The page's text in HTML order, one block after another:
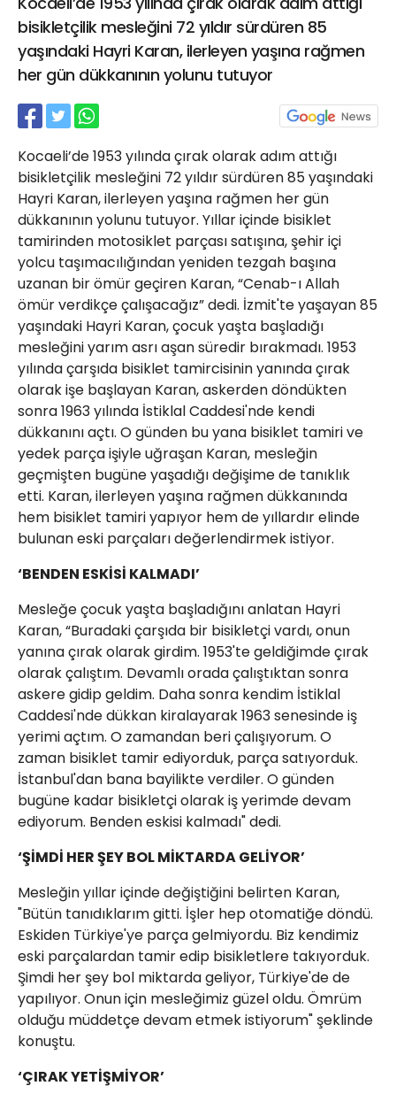
bisikletçilik mesleğini 72 yıldır sürdüren 85
yaşındaki Hayri Karan, ilerleyen yaşına rağmen
her gün dükkanının yolunu tutuyor
Kocaeli’de 1953 yılında çırak olarak adım attığı
bisikletçilik mesleğini 72 yıldır sürdüren 85 yaşındaki
Hayri Karan, ilerleyen yaşına rağmen her gün
dükkanının yolunu tutuyor. Yıllar içinde bisiklet
tamirinden motosiklet parçası satışına, şehir içi
yolcu taşımacılığından yeniden tezgah başına
uzanan bir ömür geçiren Karan, “Cenab-ı Allah
ömür verdikçe çalışacağız” dedi. İzmit'te yaşayan 85
yaşındaki Hayri Karan, çocuk yaşta başladığı
mesleğini yarım asrı aşan süredir bırakmadı. 1953
yılında çarşıda bisiklet tamircisinin yanında çırak
olarak işe başlayan Karan, askerden döndükten
sonra 1963 yılında İstiklal Caddesi'nde kendi
dükkanını açtı. O günden bu yana bisiklet tamiri ve
yedek parça işiyle uğraşan Karan, mesleğin
geçmişten bugüne yaşadığı değişime de tanıklık
etti. Karan, ilerleyen yaşına rağmen dükkanında
hem bisiklet tamiri yapıyor hem de yıllardır elinde
bulunan eski parçaları değerlendirmek istiyor.
‘BENDEN ESKİSİ KALMADI’
Mesleğe çocuk yaşta başladığını anlatan Hayri
Karan, “Buradaki çarşıda bir bisikletçi vardı, onun
yanına çırak olarak girdim. 1953'te geldiğimde çırak
olarak çalıştım. Devamlı orada çalıştıktan sonra
askere gidip geldim. Daha sonra kendim İstiklal
Caddesi'nde dükkan kiralayarak 1963 senesinde iş
yerimi açtım. O zamandan beri çalışıyorum. O
zaman bisiklet tamir ediyorduk, parça satıyorduk.
İstanbul'dan bana bayilikte verdiler. O günden
bugüne kadar bisikletçi olarak iş yerimde devam
ediyorum. Benden eskisi kalmadı" dedi.
‘ŞİMDİ HER ŞEY BOL MİKTARDA GELİYOR’
Mesleğin yıllar içinde değiştiğini belirten Karan,
"Bütün tanıdıklarım gitti. İşler hep otomatiğe döndü.
Eskiden Türkiye'ye parça gelmiyordu. Biz kendimiz
eski parçalardan tamir edip bisikletlere takıyorduk.
Şimdi her şey bol miktarda geliyor, Türkiye'de de
yapılıyor. Onun için mesleğimiz güzel oldu. Ömrüm
olduğu müddetçe devam etmek istiyorum" şeklinde
konuştu.
‘ÇIRAK YETİŞMİYOR’
21 Gölcük
02624132333
haber@golcukpostasi.com